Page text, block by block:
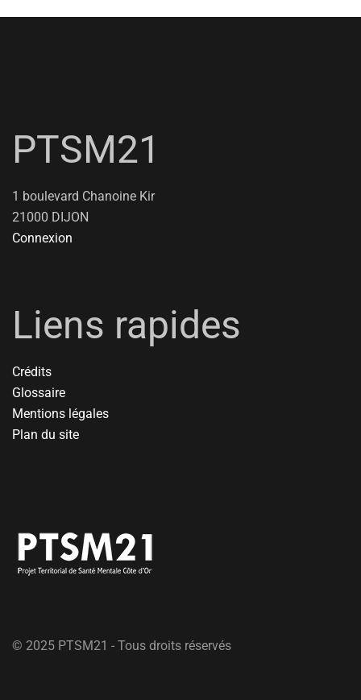
PTSM21
1 boulevard Chanoine Kir
21000 DIJON
Connexion
Liens rapides
Crédits
Glossaire
Mentions légales
Plan du site
© 2025 PTSM21 - Tous droits réservés